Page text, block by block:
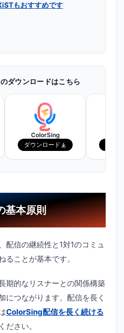
もおすすめです
のダウンロードはこちら
ColorSing
ダウンロード
基本原則
配信の継続性と1対1のコミュ
ることが基本です。
期的なリスナーとの関係構築
につながります。配信を長く
ColorSing配信を長く続ける
ださい。